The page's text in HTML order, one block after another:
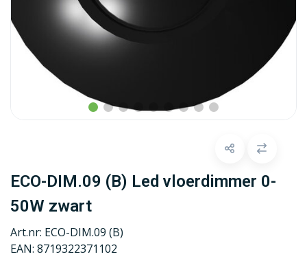
ECO-DIM.09 (B) Led vloerdimmer 0-
50W zwart
Art.nr: ECO-DIM.09 (B)
EAN: 8719322371102